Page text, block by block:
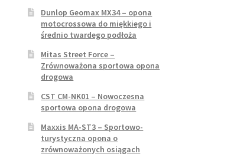
Dunlop Geomax MX34 – opona
motocrossowa do miękkiego i
średnio twardego podłoża
Mitas Street Force –
Zrównoważona sportowa opona
drogowa
CST CM-NK01 – Nowoczesna
sportowa opona drogowa
Maxxis MA-ST3 – Sportowo-
turystyczna opona o
zrównoważonych osiągach